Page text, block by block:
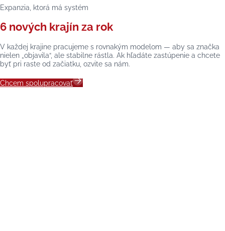
Expanzia, ktorá má systém
6 nových krajín za rok
V každej krajine pracujeme s rovnakým modelom — aby sa značka
nielen „objavila“, ale stabilne rástla. Ak hľadáte zastúpenie a chcete
byť pri raste od začiatku, ozvite sa nám.
Chcem spolupracovať